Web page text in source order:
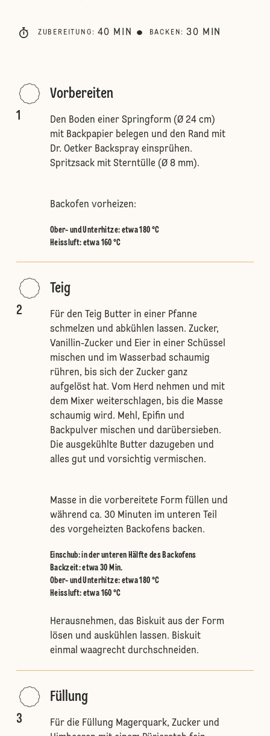
ZUBEREITUNG : 40 MIN BACKEN : 30 MIN
1
Vorbereiten
Den Boden einer Springform (Ø 24 cm)
mit Backpapier belegen und den Rand mit
Dr. Oetker Backspray einsprühen.
Spritzsack mit Sterntülle (Ø 8 mm).
Backofen vorheizen:
Ober- und Unterhitze: etwa 180 °C
Heissluft: etwa 160 °C
2
Teig
Für den Teig Butter in einer Pfanne
schmelzen und abkühlen lassen. Zucker,
Vanillin-Zucker und Eier in einer Schüssel
mischen und im Wasserbad schaumig
rühren, bis sich der Zucker ganz
aufgelöst hat. Vom Herd nehmen und mit
dem Mixer weiterschlagen, bis die Masse
schaumig wird. Mehl, Epifin und
Backpulver mischen und darübersieben.
Die ausgekühlte Butter dazugeben und
alles gut und vorsichtig vermischen.
Masse in die vorbereitete Form füllen und
während ca. 30 Minuten im unteren Teil
des vorgeheizten Backofens backen.
Einschub:in der unteren Hälfte des Backofens
Backzeit: etwa 30 Min.
Ober- und Unterhitze: etwa 180 °C
Heissluft: etwa 160 °C
Herausnehmen, das Biskuit aus der Form
lösen und auskühlen lassen. Biskuit
einmal waagrecht durchschneiden.
3
Füllung
Für die Füllung Magerquark, Zucker und